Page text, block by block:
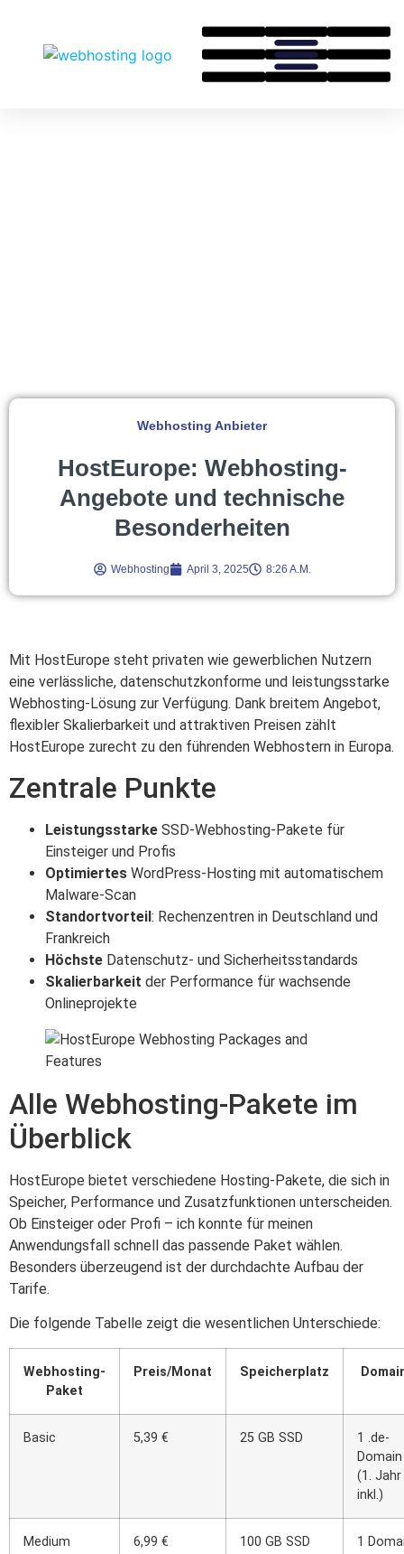
Webhosting Anbieter
HostEurope: Webhosting-
Angebote und technische
Besonderheiten
Webhosting April 3, 2025 8:26 A.m.
Mit HostEurope steht privaten wie gewerblichen Nutzern
eine verlässliche, datenschutzkonforme und leistungsstarke
Webhosting-Lösung zur Verfügung. Dank breitem Angebot,
flexibler Skalierbarkeit und attraktiven Preisen zählt
HostEurope zurecht zu den führenden Webhostern in Europa.
Zentrale Punkte
Leistungsstarke SSD-Webhosting-Pakete für
Einsteiger und Profis
Optimiertes WordPress-Hosting mit automatischem
Malware-Scan
Standortvorteil: Rechenzentren in Deutschland und
Frankreich
Höchste Datenschutz- und Sicherheitsstandards
Skalierbarkeit der Performance für wachsende
Onlineprojekte
Alle Webhosting-Pakete im
Überblick
HostEurope bietet verschiedene Hosting-Pakete, die sich in
Speicher, Performance und Zusatzfunktionen unterscheiden.
Ob Einsteiger oder Profi – ich konnte für meinen
Anwendungsfall schnell das passende Paket wählen.
Besonders überzeugend ist der durchdachte Aufbau der
Tarife.
Die folgende Tabelle zeigt die wesentlichen Unterschiede:
Webhosting-
Paket
Preis/Monat Speicherplatz
Basic 5,39 € 25 GB SSD
1 .de-
Domain
(1. Jahr
inkl.)
Medium 6,99 € 100 GB SSD 1